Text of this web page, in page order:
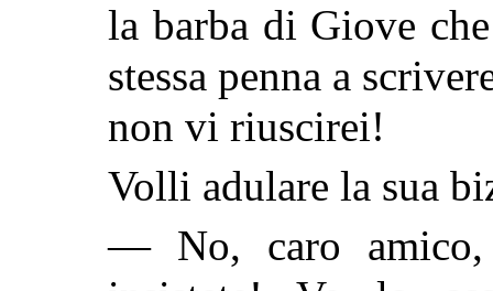
la barba di Giove
stessa penna a
non vi riuscirei!
Volli adulare la sua
— No, caro